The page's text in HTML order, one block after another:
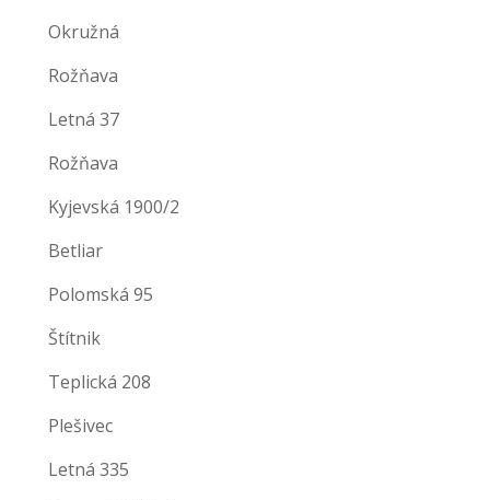
Okružná
Rožňava
Letná 37
Rožňava
Kyjevská 1900/2
Betliar
Polomská 95
Štítnik
Teplická 208
Plešivec
Letná 335